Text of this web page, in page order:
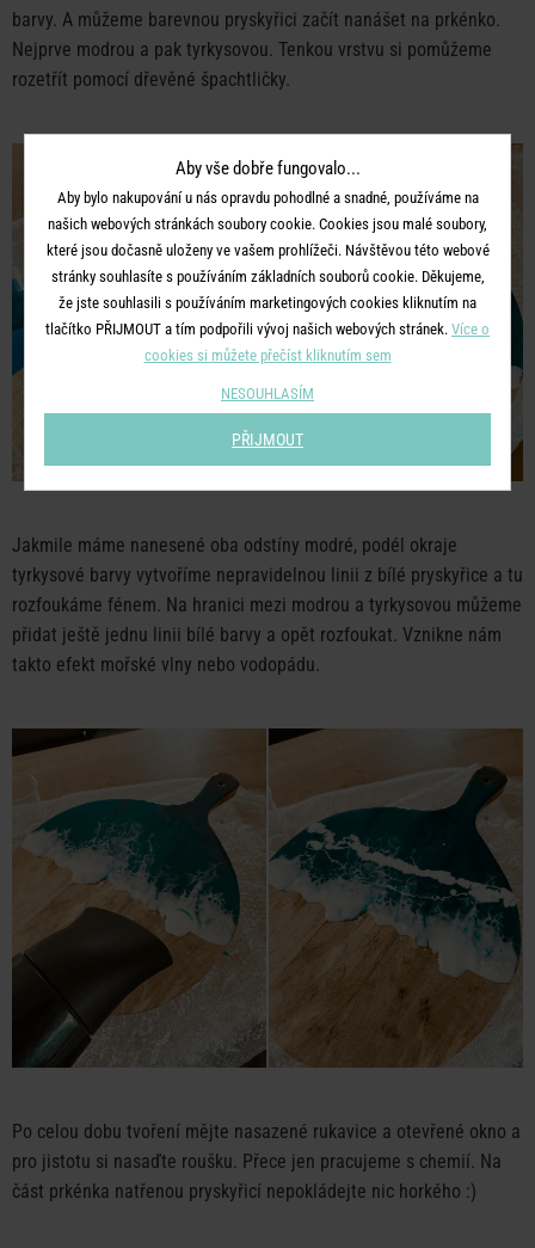
barvy. A můžeme barevnou pryskyřici začít nanášet na prkénko.
Nejprve modrou a pak tyrkysovou. Tenkou vrstvu si pomůžeme
rozetřít pomocí dřevěné špachtličky.
Jakmile máme nanesené oba odstíny modré, podél okraje
tyrkysové barvy vytvoříme nepravidelnou linii z bílé pryskyřice a tu
rozfoukáme fénem. Na hranici mezi modrou a tyrkysovou můžeme
přidat ještě jednu linii bílé barvy a opět rozfoukat. Vznikne nám
takto efekt mořské vlny nebo vodopádu.
Po celou dobu tvoření mějte nasazené rukavice a otevřené okno a
pro jistotu si nasaďte roušku. Přece jen pracujeme s chemií. Na
část prkénka natřenou pryskyřicí nepokládejte nic horkého :)
Aby vše dobře fungovalo...
Aby bylo nakupování u nás opravdu pohodlné a snadné, používáme na
našich webových stránkách soubory cookie. Cookies jsou malé soubory,
které jsou dočasně uloženy ve vašem prohlížeči. Návštěvou této webové
stránky souhlasíte s používáním základních souborů cookie. Děkujeme,
že jste souhlasili s používáním marketingových cookies kliknutím na
tlačítko PŘIJMOUT a tím podpořili vývoj našich webových stránek. Více o
cookies si můžete přečíst kliknutím sem
NESOUHLASÍM
PŘIJMOUT